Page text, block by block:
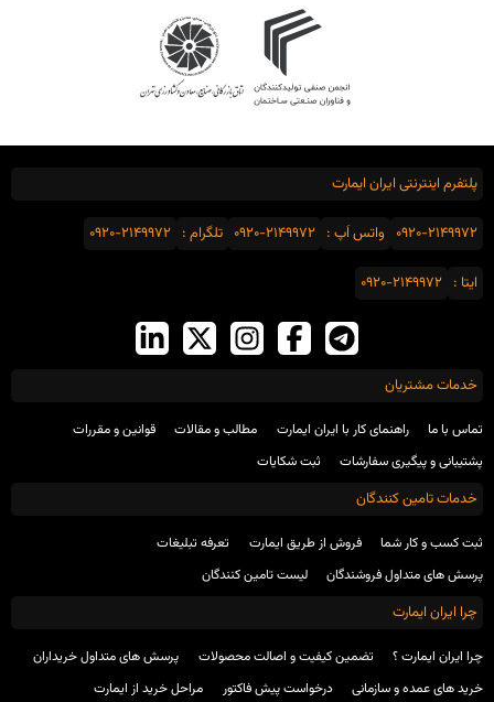
پلتفرم اینترنتی ایران ایمارت
0920-2149972 واتس اَپ : 0920-2149972 تلگرام : 0920-2149972
ایتا : 0920-2149972
خدمات مشتریان
تماس با ما راهنمای کار با ایران ایمارت مطالب و مقالات
قوانین و مقررات
پشتیبانی و پیگیری سفارشات
ثبت شکایات
خدمات تامین کنندگان
ثبت کسب و کار شما فروش از طریق ایمارت
تعرفه تبلیغات
پرسش های متداول فروشندگان
لیست تامین کنندگان
چرا ایران ایمارت
چرا ایران ایمارت ؟ تضمین کیفیت و اصالت محصولات
پرسش های متداول خریداران
خرید های عمده و سازمانی
درخواست پیش فاکتور مراحل خرید از ایمارت